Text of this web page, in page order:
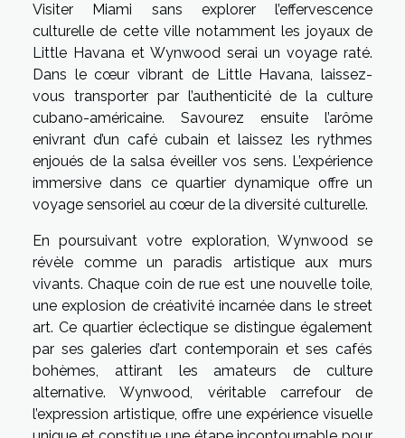
Visiter Miami sans explorer l’effervescence
culturelle de cette ville notamment les joyaux de
Little Havana et Wynwood serai un voyage raté.
Dans le cœur vibrant de Little Havana, laissez-
vous transporter par l’authenticité de la culture
cubano-américaine. Savourez ensuite l’arôme
enivrant d’un café cubain et laissez les rythmes
enjoués de la salsa éveiller vos sens. L’expérience
immersive dans ce quartier dynamique offre un
voyage sensoriel au cœur de la diversité culturelle.
En poursuivant votre exploration, Wynwood se
révèle comme un paradis artistique aux murs
vivants. Chaque coin de rue est une nouvelle toile,
une explosion de créativité incarnée dans le street
art. Ce quartier éclectique se distingue également
par ses galeries d’art contemporain et ses cafés
bohèmes, attirant les amateurs de culture
alternative. Wynwood, véritable carrefour de
l’expression artistique, offre une expérience visuelle